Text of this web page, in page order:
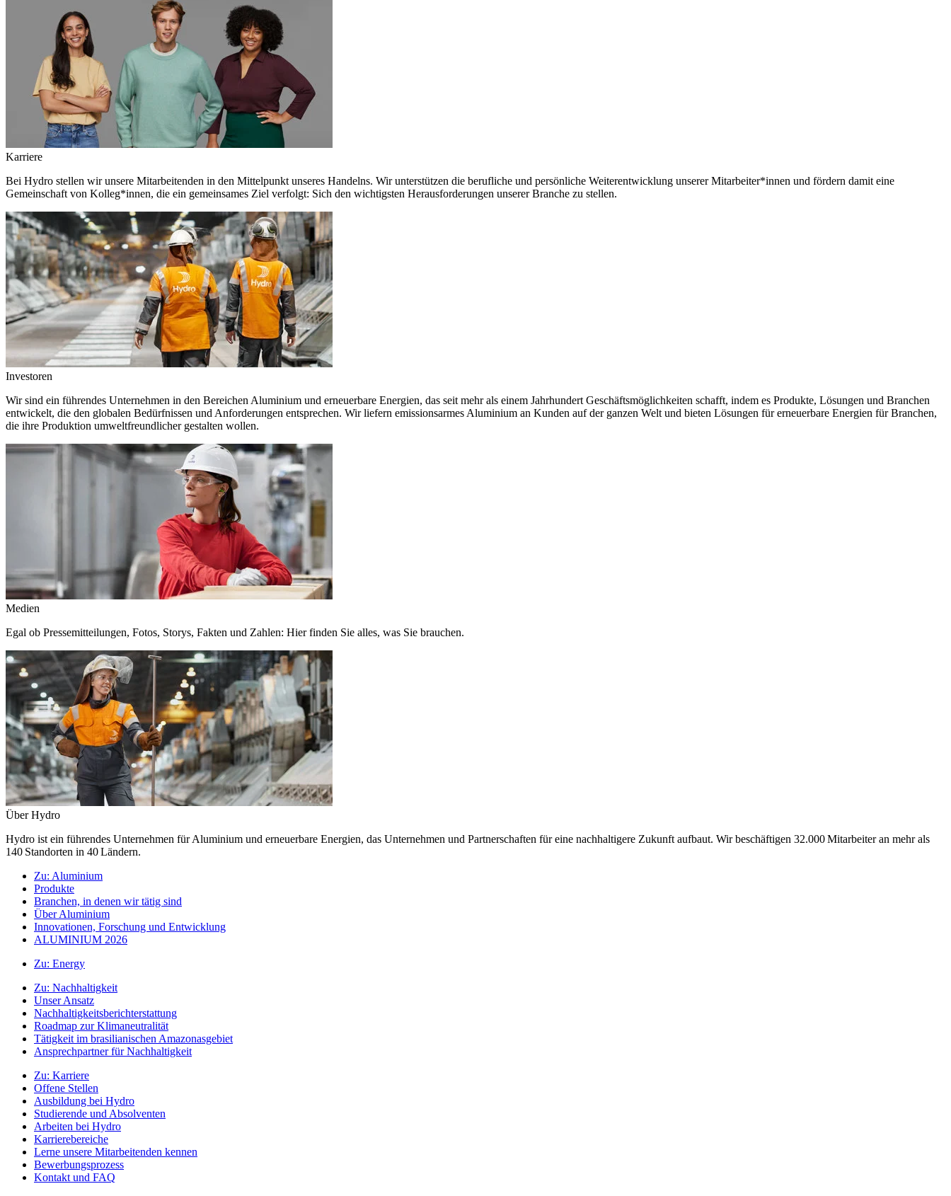
Karriere
Bei Hydro stellen wir unsere Mitarbeitenden in den Mittelpunkt unseres Handelns. Wir unterstützen die berufliche und persönliche Weiterentwicklung unserer Mitarbeiter*innen und fördern damit eine
Gemeinschaft von Kolleg*innen, die ein gemeinsames Ziel verfolgt: Sich den wichtigsten Herausforderungen unserer Branche zu stellen.
Investoren
Wir sind ein führendes Unternehmen in den Bereichen Aluminium und erneuerbare Energien, das seit mehr als einem Jahrhundert Geschäftsmöglichkeiten schafft, indem es Produkte, Lösungen und Branchen
entwickelt, die den globalen Bedürfnissen und Anforderungen entsprechen. Wir liefern emissionsarmes Aluminium an Kunden auf der ganzen Welt und bieten Lösungen für erneuerbare Energien für Branchen,
die ihre Produktion umweltfreundlicher gestalten wollen.
Medien
Egal ob Pressemitteilungen, Fotos, Storys, Fakten und Zahlen: Hier finden Sie alles, was Sie brauchen.
Über Hydro
Hydro ist ein führendes Unternehmen für Aluminium und erneuerbare Energien, das Unternehmen und Partnerschaften für eine nachhaltigere Zukunft aufbaut. Wir beschäftigen 32.000 Mitarbeiter an mehr als
140 Standorten in 40 Ländern.
Zu: Aluminium
Produkte
Branchen, in denen wir tätig sind
Über Aluminium
Innovationen, Forschung und Entwicklung
ALUMINIUM 2026
Zu: Energy
Zu: Nachhaltigkeit
Unser Ansatz
Nachhaltigkeitsberichterstattung
Roadmap zur Klimaneutralität
Tätigkeit im brasilianischen Amazonasgebiet
Ansprechpartner für Nachhaltigkeit
Zu: Karriere
Offene Stellen
Ausbildung bei Hydro
Studierende und Absolventen
Arbeiten bei Hydro
Karrierebereiche
Lerne unsere Mitarbeitenden kennen
Bewerbungsprozess
Kontakt und FAQ